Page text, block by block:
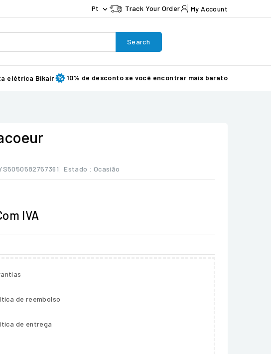
Pt  Track Your Order My Account
Search
elétrica Bikair 10% de desconto se você encontrar mais barato
Estado : Ocasião
IVA
de reembolso
de entrega